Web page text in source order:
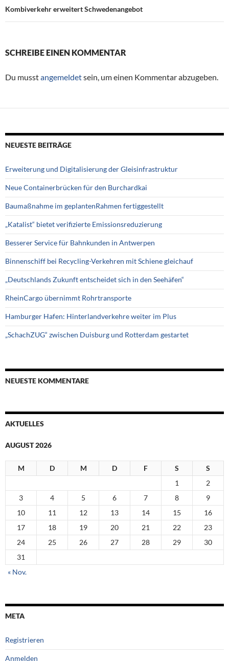
Kombiverkehr erweitert Schwedenangebot
SCHREIBE EINEN KOMMENTAR
Du musstangemeldetsein, um einen Kommentar abzugeben.
NEUESTE BEITRÄGE
Erweiterung und Digitalisierung der Gleisinfrastruktur
Neue Containerbrücken für den Burchardkai
Baumaßnahme im geplantenRahmen fertiggestellt
„Katalist“ bietet verifizierte Emissionsreduzierung
Besserer Service für Bahnkunden in Antwerpen
Binnenschiff bei Recycling-Verkehren mit Schiene gleichauf
„Deutschlands Zukunft entscheidet sich in den Seehäfen“
RheinCargo übernimmt Rohrtransporte
Hamburger Hafen: Hinterlandverkehre weiter im Plus
„SchachZUG“ zwischen Duisburg und Rotterdam gestartet
NEUESTE KOMMENTARE
AKTUELLES
AUGUST 2026
M D M D F S
S
1
2
3
4 5 6 7 8
9
10
11 12 13 14 15
16
17
18 19 20 21 22
23
24
25 26 27 28 29
30
31
« Nov.
META
Registrieren
Anmelden